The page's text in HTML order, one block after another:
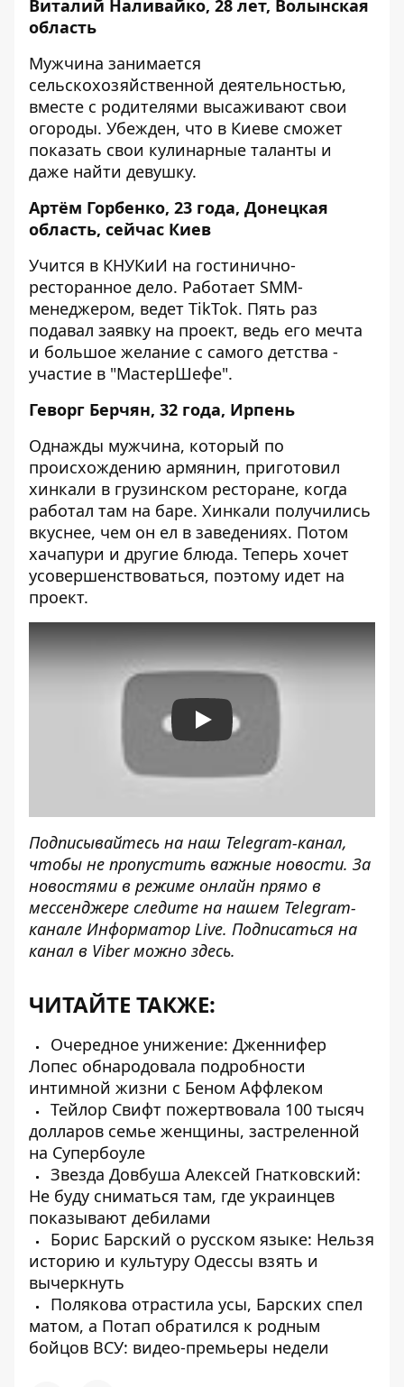
Виталий Наливайко, 28 лет, Волынская
область
Мужчина занимается
сельскохозяйственной деятельностью,
вместе с родителями высаживают свои
огороды. Убежден, что в Киеве сможет
показать свои кулинарные таланты и
даже найти девушку.
Артём Горбенко, 23 года, Донецкая
область, сейчас Киев
Учится в КНУКиИ на гостинично-
ресторанное дело. Работает SMM-
менеджером, ведет TikTok. Пять раз
подавал заявку на проект, ведь его мечта
и большое желание с самого детства -
участие в "МастерШефе".
Геворг Берчян, 32 года, Ирпень
Однажды мужчина, который по
происхождению армянин, приготовил
хинкали в грузинском ресторане, когда
работал там на баре. Хинкали получились
вкуснее, чем он ел в заведениях. Потом
хачапури и другие блюда. Теперь хочет
усовершенствоваться, поэтому идет на
проект.
Play
Подписывайтесь на наш Telegram-канал,
чтобы не пропустить важные новости. За
новостями в режиме онлайн прямо в
мессенджере следите на нашем Telegram-
канале Информатор Live. Подписаться на
канал в Viber можно здесь.
ЧИТАЙТЕ ТАКЖЕ:
Очередное унижение: Дженнифер
Лопес обнародовала подробности
интимной жизни с Беном Аффлеком
Тейлор Свифт пожертвовала 100 тысяч
долларов семье женщины, застреленной
на Супербоуле
Звезда Довбуша Алексей Гнатковский:
Не буду сниматься там, где украинцев
показывают дебилами
Борис Барский о русском языке: Нельзя
историю и культуру Одессы взять и
вычеркнуть
Полякова отрастила усы, Барских спел
матом, а Потап обратился к родным
бойцов ВСУ: видео-премьеры недели